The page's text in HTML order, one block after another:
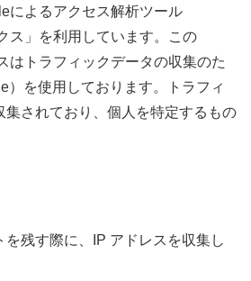
によるアクセス解析ツール
ス」を利用しています。この
はトラフィックデータの収集のた
）を使用しております。トラフィ
集されており、個人を特定するもの
を残す際に、IP アドレスを収集し